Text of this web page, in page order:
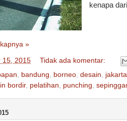
kenapa
»
15, 2015
Tidak ada komentar:
bandung borneo desain jakarta
bordir, pelatihan punching